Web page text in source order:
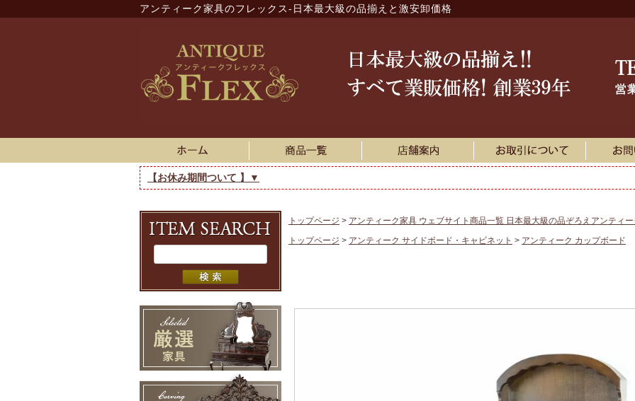
アンティーク家具のフレックス-日本最大級の品揃えと激安卸価格
【お休み期間ついて 】▼
トップページ
アンティーク家具 ウェブサイト商品一覧 日本最大級の品ぞろえアンティ
トップページ
アンティーク サイドボード・キャビネット アンティーク カップボード